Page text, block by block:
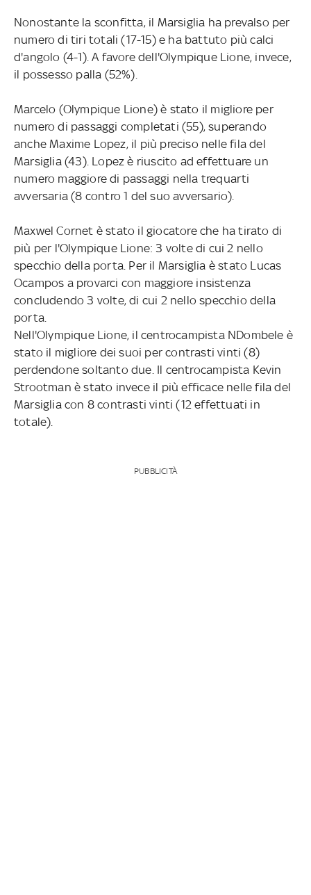
Nonostante la sconfitta, il Marsiglia ha prevalso per
numero di tiri totali (17-15) e ha battuto più calci
d'angolo (4-1). A favore dell'Olympique Lione, invece,
il possesso palla (52%).
Marcelo (Olympique Lione) è stato il migliore per
numero di passaggi completati (55), superando
anche Maxime Lopez, il più preciso nelle fila del
Marsiglia (43). Lopez è riuscito ad effettuare un
numero maggiore di passaggi nella trequarti
avversaria (8 contro 1 del suo avversario).
Maxwel Cornet è stato il giocatore che ha tirato di
più per l'Olympique Lione: 3 volte di cui 2 nello
specchio della porta. Per il Marsiglia è stato Lucas
Ocampos a provarci con maggiore insistenza
concludendo 3 volte, di cui 2 nello specchio della
porta.
Nell'Olympique Lione, il centrocampista NDombele è
stato il migliore dei suoi per contrasti vinti (8)
perdendone soltanto due. Il centrocampista Kevin
Strootman è stato invece il più efficace nelle fila del
Marsiglia con 8 contrasti vinti (12 effettuati in
totale).
PUBBLICITÀ